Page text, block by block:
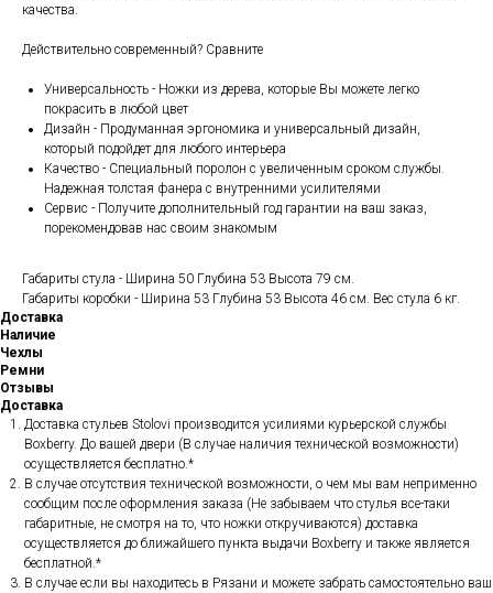
качества.
Действительно современный? Сравните
Универсальность - Ножки из дерева, которые Вы можете легко
покрасить в любой цвет
Дизайн - Продуманная эргономика и универсальный дизайн,
который подойдет для любого интерьера
Качество - Специальный поролон с увеличенным сроком службы.
Надежная толстая фанера с внутренними усилителями
Сервис - Получите дополнительный год гарантии на ваш заказ,
порекомендовав нас своим знакомым
Габариты стула - Ширина 50 Глубина 53 Высота 79 см.
Габариты коробки - Ширина 53 Глубина 53 Высота 46 см. Вес стула 6 кг.
Доставка
Наличие
Чехлы
Ремни
Отзывы
Доставка
Доставка стульев Stolovi производится усилиями курьерской службы
Boxberry. До вашей двери (В случае наличия технической возможности)
осуществляется бесплатно.*
В случае отсутствия технической возможности, о чем мы вам неприменно
сообщим после оформления заказа (Не забываем что стулья все-таки
габаритные, не смотря на то, что ножки откручиваются) доставка
осуществляется до ближайшего пункта выдачи Boxberry и также является
бесплатной.*
В случае если вы находитесь в Рязани и можете забрать самостоятельно ваш